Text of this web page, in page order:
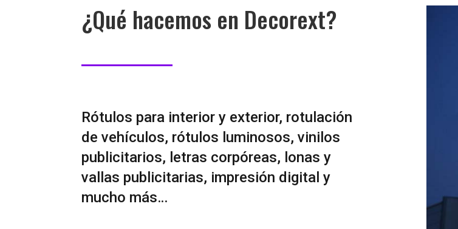
¿Qué hacemos en Decorext?
Rótulos para interior y exterior, rotulación
de vehículos, rótulos luminosos, vinilos
publicitarios, letras corpóreas, lonas y
vallas publicitarias, impresión digital y
mucho más…